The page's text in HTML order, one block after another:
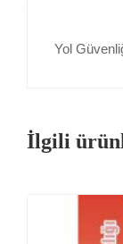
Yol
İlgili